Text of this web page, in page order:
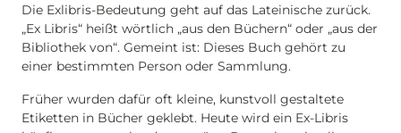
Die Exlibris-Bedeutung geht auf das Lateinische zurück.
„Ex Libris“ heißt wörtlich „aus den Büchern“ oder „aus der
Bibliothek von“. Gemeint ist: Dieses Buch gehört zu
einer bestimmten Person oder Sammlung.
Früher wurden dafür oft kleine, kunstvoll gestaltete
Etiketten in Bücher geklebt. Heute wird ein Ex-Libris